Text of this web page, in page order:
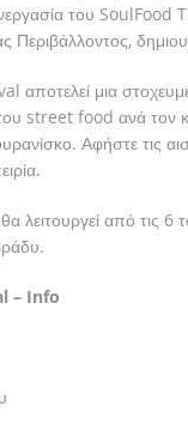
του SoulFood
Περιβάλλοντος,
μια
street food ανά τον
Αφήστε τις
λειτουργεί από τις
– Info